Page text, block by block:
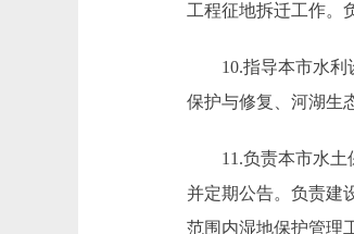
工程征地拆迁工作。
10.指导本市水利设
保护与修复、河湖生
11.负责本市水土保
并定期公告。负责建
范围内湿地保护管理